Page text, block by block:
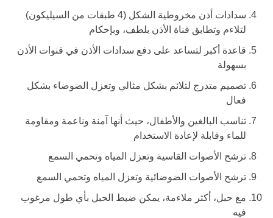
سدادات أذن مخروطية الشكل (4 طبقات من السيليكون)
لتلاءم وتطابق قناة الأذن بلطف، وبإحكام
قاعدة أكبر لتساعد على دفع سدادات الأذن في قنوات الأذن
بسهولة
تصميم متدرج لتلائم بشكل مثالي وتعزل الضوضاء بشكل
فعال
تناسب البالغين والأطفال، حيث أنها آمنة وناعمة ومقاومة
للماء وقابلة لإعادة الاستخدام
ترشح الأصوات القاسية وتعزل المياه وتحمي السمع
ترشح الأصوات الضوضائية وتعزل المياه وتحمي السمع
مع حبل، أكثر ملاءمة، يمكن ضبط الحبل بأي طول مرغوب
فيه